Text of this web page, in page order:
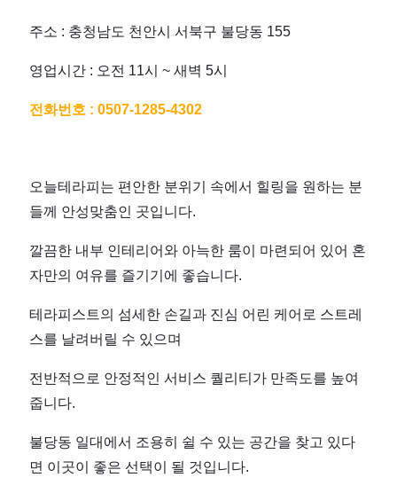
상
시
영
으
로
방
문
하
기
좋
주소 : 충청남도 천안시 서북구 불당동 155
영업시간 : 오전 11시 ~ 새벽 5시
전화번호 :0507-1285-4302
오늘테라피는 편안한 분위기 속에서 힐링을 원하는 분
들께 안성맞춤인 곳입니다.
깔끔한 내부 인테리어와 아늑한 룸이 마련되어 있어 혼
자만의 여유를 즐기기에 좋습니다.
테라피스트의 섬세한 손길과 진심 어린 케어로 스트레
스를 날려버릴 수 있으며
전반적으로 안정적인 서비스 퀄리티가 만족도를 높여
줍니다.
불당동 일대에서 조용히 쉴 수 있는 공간을 찾고 있다
면 이곳이 좋은 선택이 될 것입니다.